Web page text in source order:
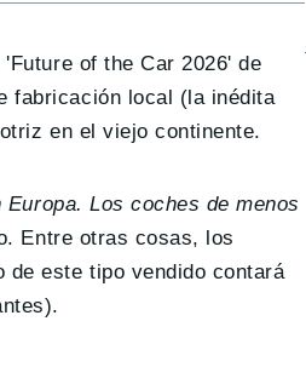
of the Car 2026' de
fabricación local (la inédita
en el viejo continente.
Los coches de menos
Entre otras cosas, los
de este tipo vendido contará